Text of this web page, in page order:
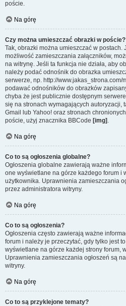
poście.
Na górę
Czy można umieszczać obrazki w poście?
Tak, obrazki można umieszczać w postach.
możliwość zamieszczania załączników,
na witrynę. Jeśli ta funkcja nie działa, aby
należy podać odnośnik do obrazka
serwerze, np. http://
podawać odnośników do obrazków
chyba że jest publicznie dostępnym
się na stronach wymagających autoryzacji,
Gmail lub Yahoo! oraz stronach
poście, użyj znacznika BBCode [img] .
Na górę
Co to są ogłoszenia globalne?
Ogłoszenia globalne zawierają ważne
one wyświetlane na górze każdego forum i
użytkownika. Uprawnienia zamieszczania
przez administratora witryny.
Na górę
Co to są ogłoszenia?
Ogłoszenia często zawierają ważne
forum i należy je przeczytać, gdy tylko jest
wyświetlane na górze każdej strony forum,
Uprawnienia zamieszczania ogłoszeń są
witryny.
Na górę
Co to są przyklejone tematy?